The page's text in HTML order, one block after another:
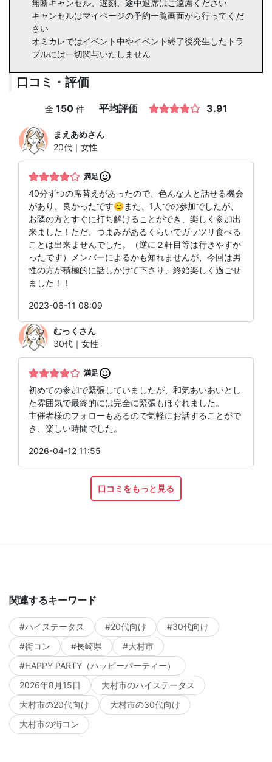
無断キャンセル、遅刻、途中退席はご遠慮ください
キャンセルはマイページの予約一覧画面から行ってくだ
さい
オミカレではイベント中やイベント終了後発生したトラ
ブルには一切関与いたしません
口コミ・評価
全 150 件 平均評価 3.91
まえあめさん
20代｜女性
満足
40分ずつの席替えがあったので、色んな人と話せる機会
があり、良かったです😊また、1人での参加でしたが、
お隣の方とすぐに打ち解けることができ、楽しく参加出
来ました！ただ、つまみがあるくらいでガッツリ食べる
ことは出来ませんでした。（逆に２軒目等は行きやすか
ったです）メンバーによるかも知れませんが、今回は男
性の方が積極的に話しかけて下さり、終始楽しく過ごせ
ました！！
2023-06-11 08:09
むっく さん
30代｜女性
満足
初めての参加で緊張していましたが、和気あいあいとし
た雰囲気で最終的には完全に緊張もほぐれました。
主催者様のフォローもあるので気軽にお話することがで
き、楽しい時間でした。
2026-04-12 11:55
口コミをもっと見る
関連するキーワード
#ハイステータス #20代向け
#30代向け
#街コン
#長崎県
#大村市
#HAPPY PARTY（ハッピーパーティー）
2026年8月15日
大村市のハイステータス
大村市の20代向け
大村市の30代向け
大村市の街コン